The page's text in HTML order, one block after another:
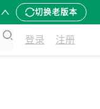
切换老版本
登录 注册